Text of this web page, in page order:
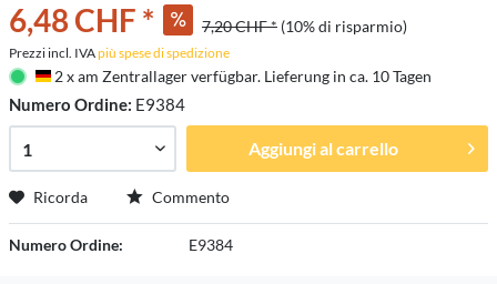
6,48 CHF * 7,20 CHF * (10% di risparmio)
Prezzi incl. IVApiù spese di spedizione
Deutschland
2 x am Zentrallager verfügbar. Lieferung in ca. 10 Tagen
Numero Ordine: E9384
Aggiungi al carrello
Ricorda Commento
Numero Ordine: E9384